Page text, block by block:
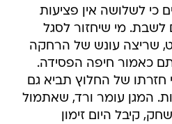
כי לשלושה אין פציעות
לשבת. מי שיחזור לסגל
שריצה עונש של הרחקה
כאמור חיפה הפסידה.
חזרתו של החלוץ תביא גם
המגן עומר ורד, שאתמול
קיבל היום זימון